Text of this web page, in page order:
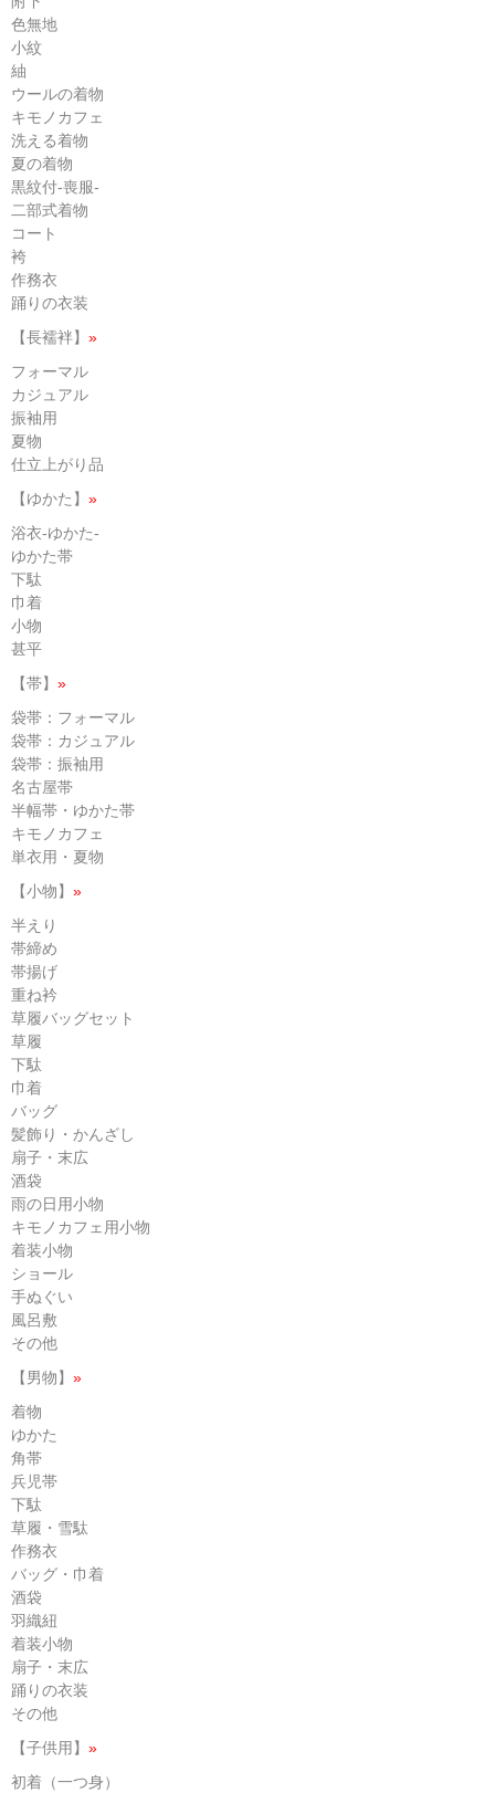
色無地
小紋
紬
ウールの着物
キモノカフェ
洗える着物
夏の着物
黒紋付-喪服-
二部式着物
コート
袴
作務衣
踊りの衣装
【長襦袢】 »
フォーマル
カジュアル
振袖用
夏物
仕立上がり品
【ゆかた】 »
浴衣-ゆかた-
ゆかた帯
下駄
巾着
小物
甚平
【帯】 »
袋帯：フォーマル
袋帯：カジュアル
袋帯：振袖用
名古屋帯
半幅帯・ゆかた帯
キモノカフェ
単衣用・夏物
【小物】 »
半えり
帯締め
帯揚げ
重ね衿
草履バッグセット
草履
下駄
巾着
バッグ
髪飾り・かんざし
扇子・末広
酒袋
雨の日用小物
キモノカフェ用小物
着装小物
ショール
手ぬぐい
風呂敷
その他
【男物】 »
着物
ゆかた
角帯
兵児帯
下駄
草履・雪駄
作務衣
バッグ・巾着
酒袋
羽織紐
着装小物
扇子・末広
踊りの衣装
その他
【子供用】 »
初着（一つ身）